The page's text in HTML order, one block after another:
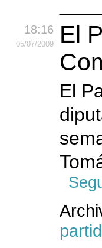
18:16
05/07/2009
El
El